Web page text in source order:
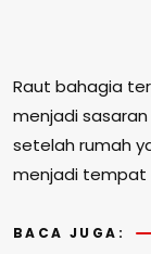
Raut bahagia
menjadi
setelah rumah
menjadi tempat
BACA JUGA: